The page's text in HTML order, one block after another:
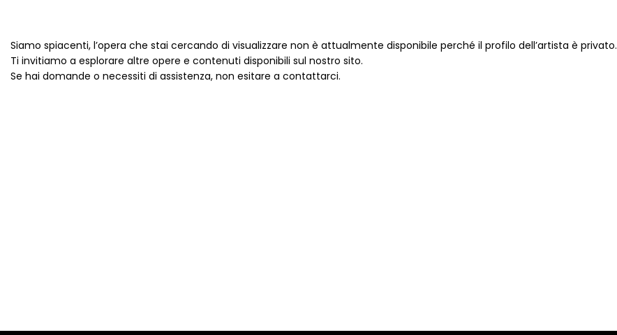
Siamo spiacenti, l’opera che stai cercando di visualizzare non è attualmente disponibile perché il profilo dell’artista è privato.
Ti invitiamo a esplorare altre opere e contenuti disponibili sul nostro sito.
Se hai domande o necessiti di assistenza, non esitare a contattarci.